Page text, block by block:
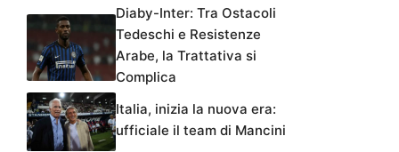
Diaby-Inter: Tra Ostacoli
Tedeschi e Resistenze
Arabe, la Trattativa si
Complica
Italia, inizia la nuova era:
ufficiale il team di Mancini